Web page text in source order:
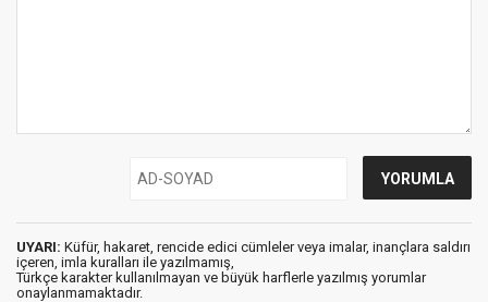
UYARI: Küfür, hakaret, rencide edici cümleler veya imalar, inançlara saldırı
içeren, imla kuralları ile yazılmamış,
Türkçe karakter kullanılmayan ve büyük harflerle yazılmış yorumlar
onaylanmamaktadır.